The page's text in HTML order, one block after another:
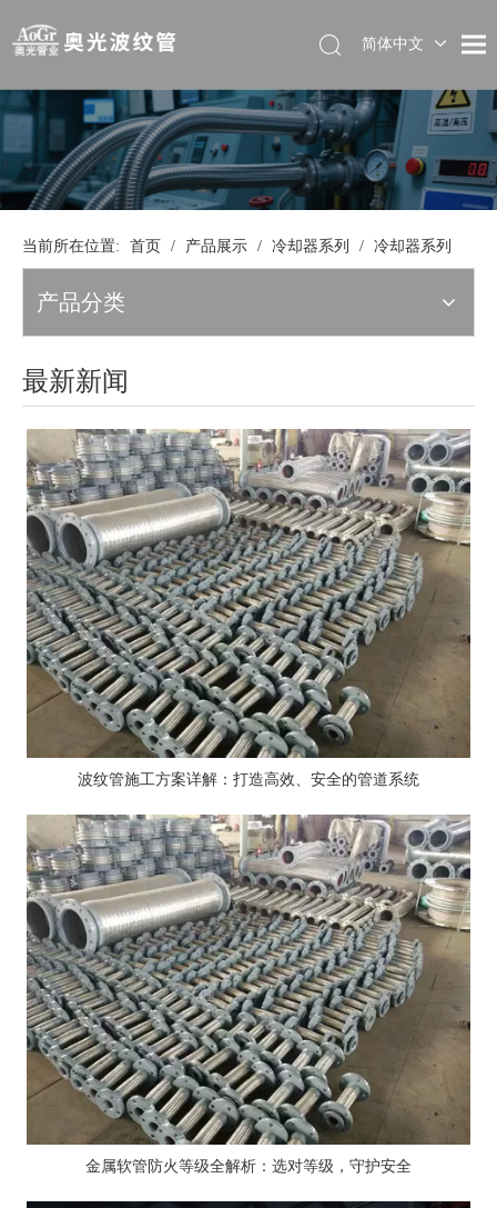
简体中文
当前所在位置: 首页 / 产品展示 / 冷却器系列 / 冷却器系列
产品分类
最新新闻
波纹管施工方案详解：打造高效、安全的管道系统
金属软管防火等级全解析：选对等级，守护安全